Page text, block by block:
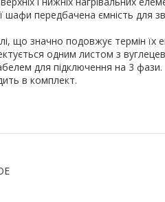
шафи передбачена ємність для
що значно подовжує термін їх
одним листом з
для підключення на 3 фази.
в комплект.